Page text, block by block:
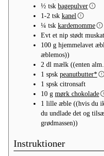
½ tsk bagepulver
1-2 tsk kanel
¼ tsk kardemomme
Evt et nip stødt
100 g hjemmelavet
æblemos))
2 dl mælk ((enten
1 spsk peanutbutter*
1 spsk citronsaft
10 g mørk chokolade
1 lille æble ((hvis du
du undlade det og
grødmassen))
Instruktioner